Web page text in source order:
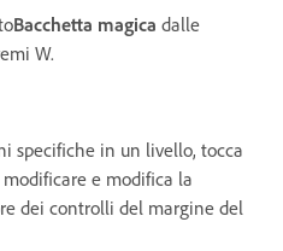
Bacchetta magica dalle
W.
specifiche in un livello, tocca
e modifica la
dei controlli del margine del